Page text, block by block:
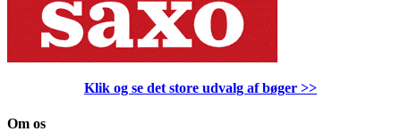
Klik og se det store udvalg af bøger >>
Om os